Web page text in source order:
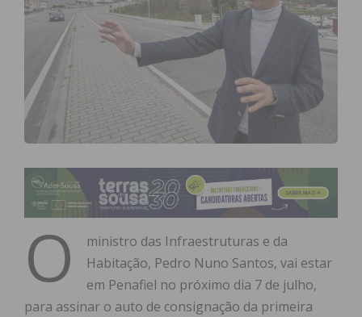
O
ministro das Infraestruturas e da
Habitação, Pedro Nuno Santos, vai estar
em Penafiel no próximo dia 7 de julho,
para assinar o auto de consignação da primeira